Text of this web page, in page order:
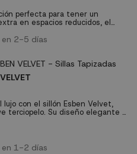
perfecta para tener un
en espacios reducidos, el
permite tener una cama muy
de los niños o para el
listo para usar tu sillón
un...
en 2-5 días
con el sillón Esben Velvet,
terciopelo. Su diseño elegante y
en 1-2 días